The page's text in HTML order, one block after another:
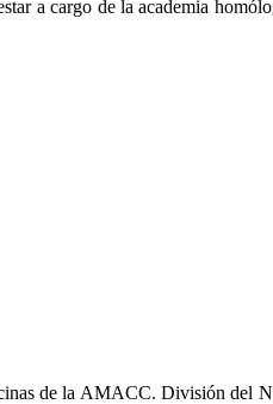
a cargo de la academia
de la AMACC. División del